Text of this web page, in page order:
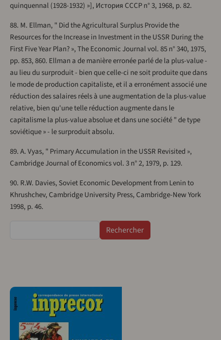
quinquennal (1928-1932) »], История СССР n° 3, 1968, p. 82.
88. M. Ellman, " Did the Agricultural Surplus Provide the
Resources for the Increase in Investment in the USSR During the
First Five Year Plan? », The Economic Journal vol. 85 n° 340, 1975,
pp. 853, 860. Ellman a de manière erronée parlé de la plus-value -
au lieu du surproduit - bien que celle-ci ne soit produite que dans
le mode de production capitaliste, et il a erronément associé une
réduction des salaires réels à une augmentation de la plus-value
relative, bien qu'une telle réduction augmente dans le
capitalisme la plus-value absolue et dans une société " de type
soviétique » - le surproduit absolu.
89. A. Vyas, " Primary Accumulation in the USSR Revisited »,
Cambridge Journal of Economics vol. 3 n° 2, 1979, p. 129.
90. R.W. Davies, Soviet Economic Development from Lenin to
Khrushchev, Cambridge University Press, Cambridge-New York
1998, p. 46.